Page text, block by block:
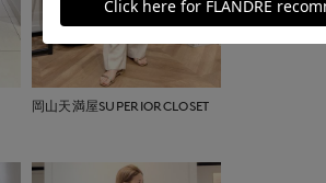
岡山天満屋SUPERIORCLOSET